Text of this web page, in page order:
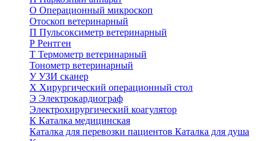
О Операционный микроскоп
Отоскоп ветеринарный
П Пульсоксиметр ветеринарный
Р Рентген
Т Термометр ветеринарный
Тонометр ветеринарный
УУЗИ сканер
Х Хирургический операционный стол
Э Электрокардиограф
Электрохирургический коагулятор
К Каталка медицинская
Каталка для перевозки пациентов Каталка для душа